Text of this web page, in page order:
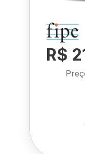
R$